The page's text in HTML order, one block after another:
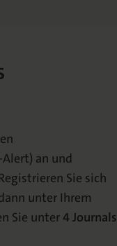
an und
Sie sich
unter Ihrem
Sie unter4 Journals